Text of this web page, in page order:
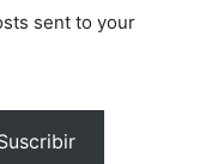
sent to your